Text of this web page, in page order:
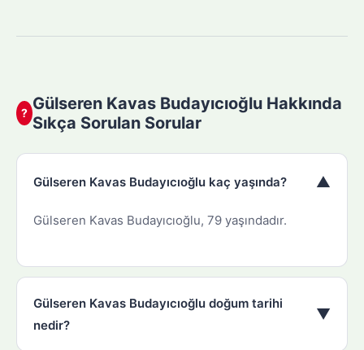
? Gülseren Kavas Budayıcıoğlu Hakkında
Sıkça Sorulan Sorular
Gülseren Kavas Budayıcıoğlu kaç yaşında? ▼
Gülseren Kavas Budayıcıoğlu, 79 yaşındadır.
Gülseren Kavas Budayıcıoğlu doğum tarihi
nedir?
▼